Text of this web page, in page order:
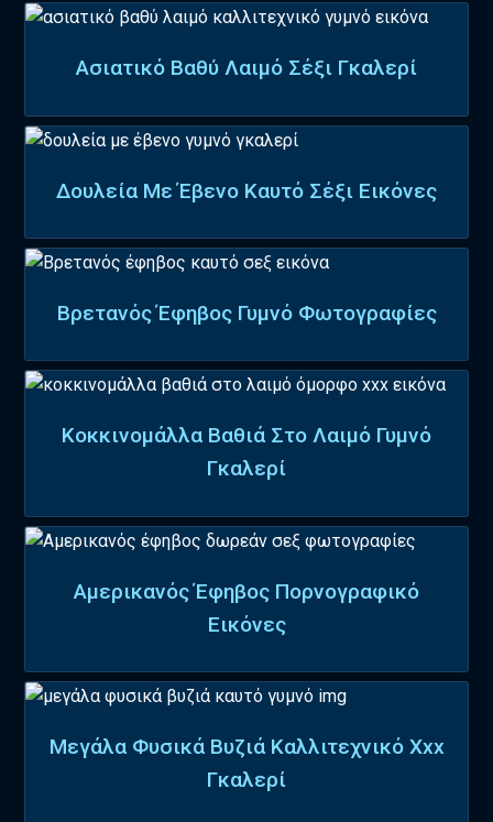
Ασιατικό Βαθύ Λαιμό Σέξι Γκαλερί
Δουλεία Με Έβενο Καυτό Σέξι Εικόνες
Βρετανός Έφηβος Γυμνό Φωτογραφίες
Κοκκινομάλλα Βαθιά Στο Λαιμό Γυμνό
Γκαλερί
Αμερικανός Έφηβος Πορνογραφικό
Εικόνες
Μεγάλα Φυσικά Βυζιά Καλλιτεχνικό Xxx
Γκαλερί